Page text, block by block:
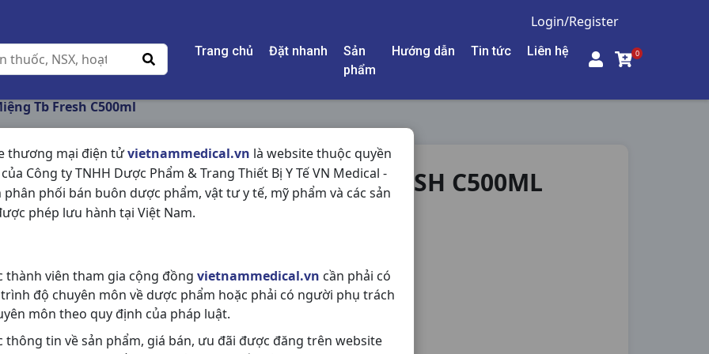
Login/Register
Trang chủ Đặt nhanh
Sản
phẩm
Hướng dẫn Tin tức Liên hệ 0
thương mại điện tửvietnammedical.vn là website thuộc quyền
Công ty TNHH Dược Phẩm & Trang Thiết Bị Y Tế VN Medical -
phân phối bán buôn dược phẩm, vật tư y tế, mỹ phẩm và các sản
phép lưu hành tại Việt Nam.
thành viên tham gia cộng đồng vietnammedical.vn cần phải có
độ chuyên môn về dược phẩm hoặc phải có người phụ trách
môn theo quy định của pháp luật.
thông tin về sản phẩm, giá bán, ưu đãi được đăng trên website
Tb Fresh C500ml
NƯỚC SÚC MIỆNG TB FRESH C500ML
NSX:Traphaco
Chia sẻ qua mạng xã hội: